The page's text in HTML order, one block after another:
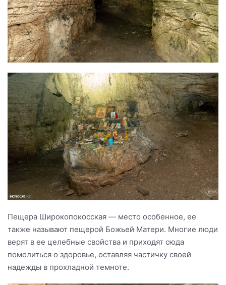
Пещера Широкопокосская — место особенное, ее
также называют пещерой Божьей Матери. Многие люди
верят в ее целебные свойства и приходят сюда
помолиться о здоровье, оставляя частичку своей
надежды в прохладной темноте.